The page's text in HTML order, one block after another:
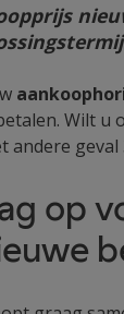
Wilt u
andere geval
op